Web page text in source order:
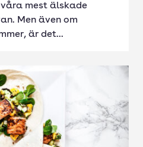
mest älskade
Men även om
är det...